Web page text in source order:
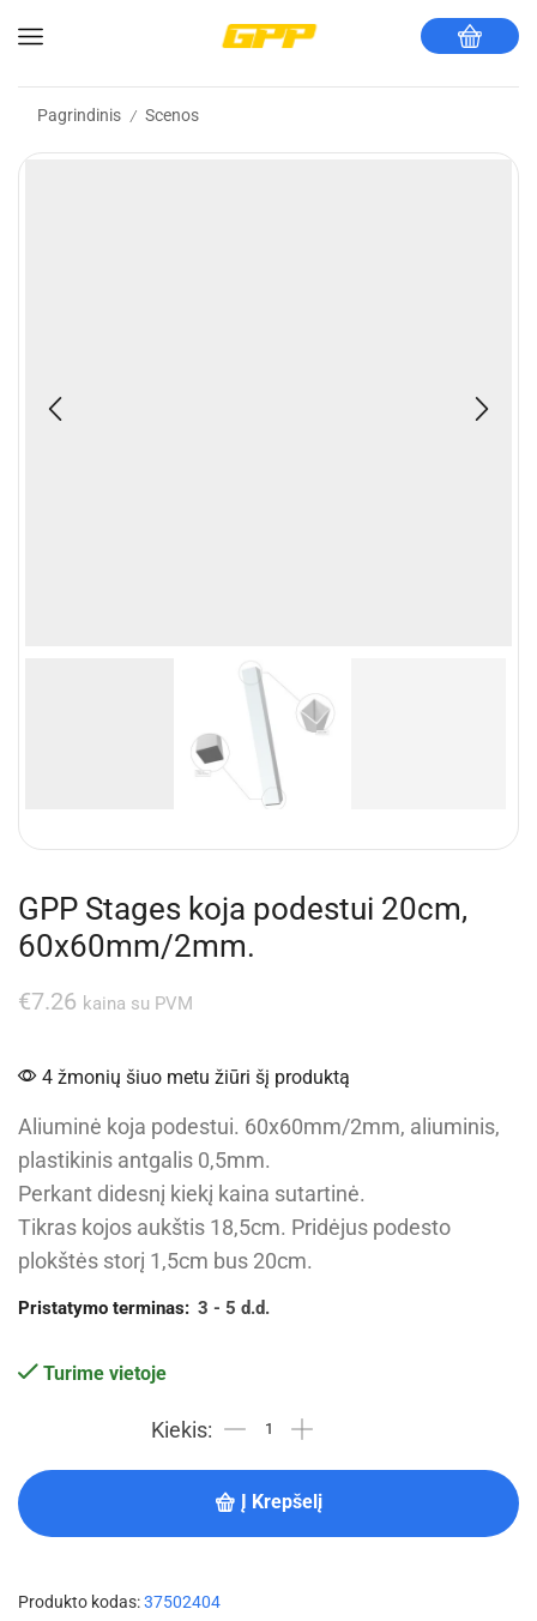
Pagrindinis / Scenos
GPP Stages koja podestui 20cm,
60x60mm/2mm.
€7.26 kaina su PVM
4 žmonių šiuo metu žiūri šį produktą
Aliuminė koja podestui. 60x60mm/2mm, aliuminis,
plastikinis antgalis 0,5mm.
Perkant didesnį kiekį kaina sutartinė.
Tikras kojos aukštis 18,5cm. Pridėjus podesto
plokštės storį 1,5cm bus 20cm.
Pristatymo terminas: 3 - 5 d.d.
Turime vietoje
Į Krepšelį
Produkto kodas:37502404